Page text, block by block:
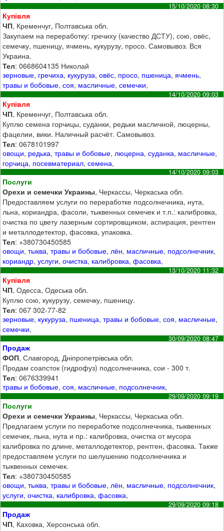
15/10/2020 08:30
Купівля
ЧП, Кременчуг, Полтавська обл.
Закупаем на переработку: гречиху (качество ДСТУ), сою, овёс,
семечку, пшеницу, ячмень, кукурузу, просо. Самовывоз. Вся
Украина.
Тел: 0668604135 Николай
зерновые, гречиха, кукуруза,овёс, просо, пшеница,ячмень,
травы и бобовые,соя, масличные,семечки,
14/10/2020 09:03
Купівля
ЧП, Кременчуг, Полтавська обл.
Куплю семена горчицы, суданки, редьки масличной, люцерны,
фацелии, вики. Наличный расчёт. Самовывоз.
Тел: 0678101997
овощи, редька,травы и бобовые, люцерна,суданка, масличные,
горчица, посевматериал,семена,
14/10/2020 09:03
Послуги
Орехи и семечки Украины, Черкассы, Черкаська обл.
Предоставляем услуги по переработке подсолнечника, нута,
льна, кориандра, фасоли, тыквенных семечек и т.п.: калибровка,
очистка по цвету лазерным сортировщиком, аспирация, рентген
и металлодетектор, фасовка, упаковка.
Тел: +380730450585
овощи,тыква,травы и бобовые,лён, масличные, подсолнечник,
кориандр,услуги,очистка, калибровка,фасовка,
13/10/2020 11:32
Купівля
ЧП, Одесса, Одеська обл.
Куплю сою, кукурузу, семечку, пшеницу.
Тел: 067 302-77-82
зерновые, кукуруза, пшеница,травы и бобовые,соя, масличные,
семечки,
30/09/2020 08:47
Продаж
ФОП, Славгород, Дніпропетрівська обл.
Продам соапсток (гидрофуз) подсолнечника, сои - 300 т.
Тел: 0676339941
травы и бобовые,соя, масличные, подсолнечник,
29/09/2020 09:19
Послуги
Орехи и семечки Украины, Черкассы, Черкаська обл.
Предлагаем услуги по переработке подсолнечника, тыквенных
семечек, льна, нута и пр.: калибровка, очистка от мусора
калибровка по длине, металлодетектор, рентген, фасовка. Также
предоставляем услуги по шелушению подсолнечника и
тыквенных семечек.
Тел: +380730450585
овощи,тыква,травы и бобовые,лён, масличные, подсолнечник,
услуги,очистка, калибровка,фасовка,
29/09/2020 09:18
Продаж
ЧП, Каховка, Херсонська обл.